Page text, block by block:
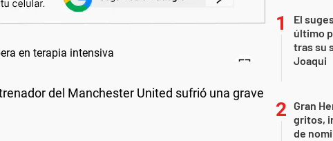
del Manchester United sufrió una grave
El
último
tras su
Joaqui
Gran
gritos,
de